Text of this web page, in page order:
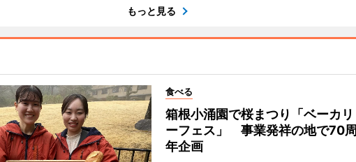
もっと見る
食べる
箱根小涌園で桜まつり「ベーカリ
ーフェス」 事業発祥の地で70周
年企画